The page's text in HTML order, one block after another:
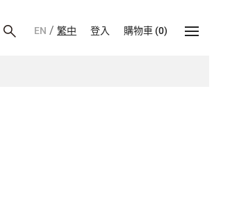
EN / 繁中 登入 購物車 (0)